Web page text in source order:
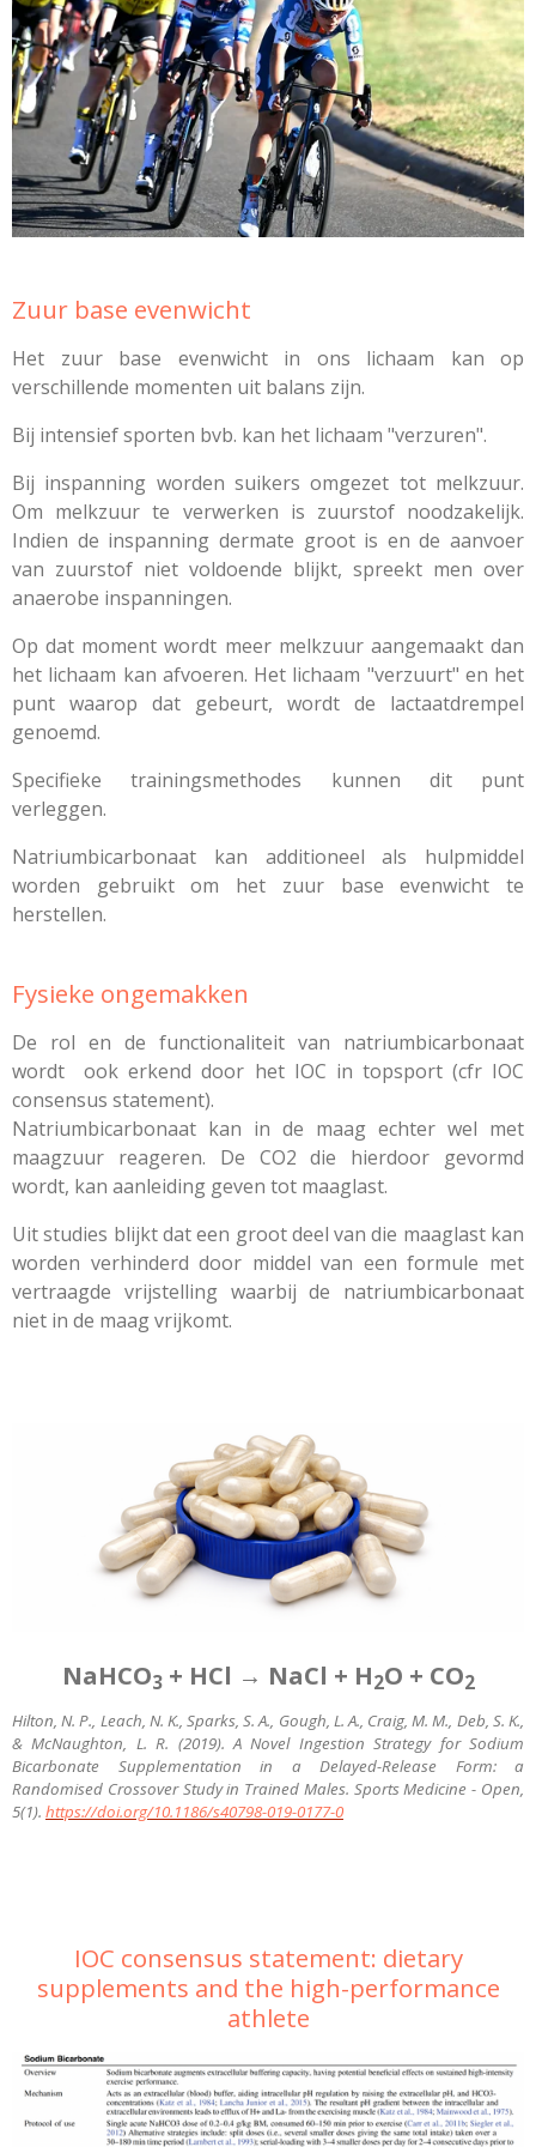
Zuur base evenwicht
Het zuur base evenwicht in ons lichaam kan op
verschillende momenten uit balans zijn.
Bij intensief sporten bvb. kan het lichaam "verzuren".
Bij inspanning worden suikers omgezet tot melkzuur.
Om melkzuur te verwerken is zuurstof noodzakelijk.
Indien de inspanning dermate groot is en de aanvoer
van zuurstof niet voldoende blijkt, spreekt men over
anaerobe inspanningen.
Op dat moment wordt meer melkzuur aangemaakt dan
het lichaam kan afvoeren. Het lichaam "verzuurt" en het
punt waarop dat gebeurt, wordt de lactaatdrempel
genoemd.
Specifieke trainingsmethodes kunnen dit punt
verleggen.
Natriumbicarbonaat kan additioneel als hulpmiddel
worden gebruikt om het zuur base evenwicht te
herstellen.
Fysieke ongemakken
De rol en de functionaliteit van natriumbicarbonaat
wordt ook erkend door het IOC in topsport (cfr IOC
consensus statement).
Natriumbicarbonaat kan in de maag echter wel met
maagzuur reageren. De CO2 die hierdoor gevormd
wordt, kan aanleiding geven tot maaglast.
Uit studies blijkt dat een groot deel van die maaglast kan
worden verhinderd door middel van een formule met
vertraagde vrijstelling waarbij de natriumbicarbonaat
niet in de maag vrijkomt.
NaHCO3+ HCl → NaCl + H2O + CO2
Hilton, N. P., Leach, N. K., Sparks, S. A., Gough, L. A., Craig, M. M., Deb, S. K.,
& McNaughton, L. R. (2019). A Novel Ingestion Strategy for Sodium
Bicarbonate Supplementation in a Delayed-Release Form: a
Randomised Crossover Study in Trained Males. Sports Medicine - Open,
5(1). https://doi.org/10.1186/s40798-019-0177-0
IOC consensus statement: dietary
supplements and the high-performance
athlete